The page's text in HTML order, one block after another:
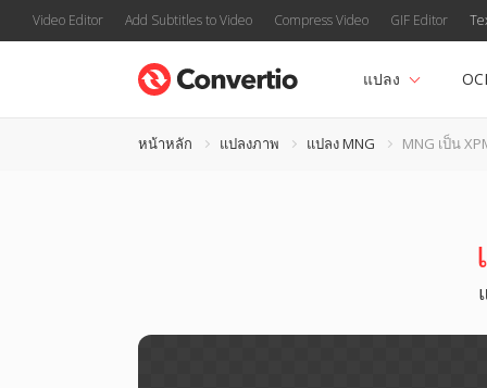
Video Editor Add Subtitles to Video Compress Video GIF Editor
แปลง
หน้าหลัก แปลงภาพ แปลง MNG MNG เป็น